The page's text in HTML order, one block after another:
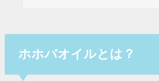
ホホバオイルとは？